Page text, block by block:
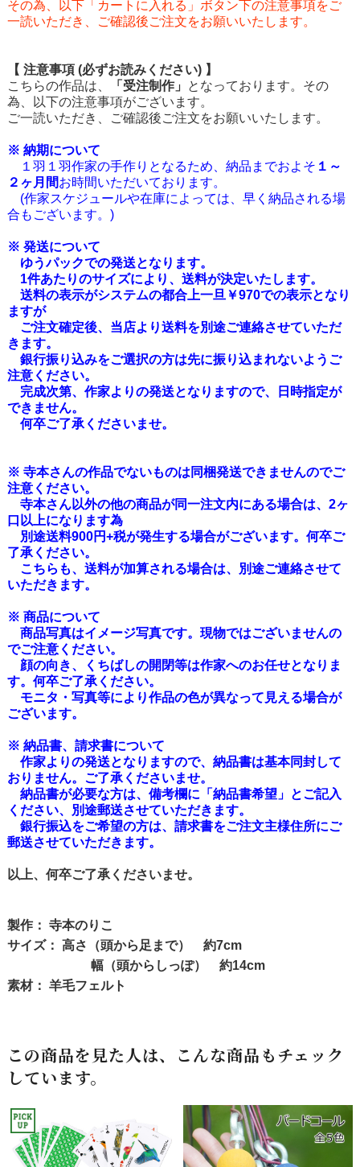
その為、以下「カートに入れる」ボタン下の注意事項をご
一読いただき、ご確認後ご注文をお願いいたします。
【 注意事項 (必ずお読みください) 】
こちらの作品は、
「受注制作」
となっております。その
為、以下の注意事項がございます。
ご一読いただき、ご確認後ご注文をお願いいたします。
※ 納期について
１羽１羽作家の手作りとなるため、納品までおよそ １～
２ヶ月間お時間いただいております。
(作家スケジュールや在庫によっては、早く納品される場
合もございます。)
※ 発送について
ゆうパックでの発送となります。
1件あたりのサイズにより、送料が決定いたします。
送料の表示がシステムの都合上一旦￥970での表示となり
ますが
ご注文確定後、当店より送料を別途ご連絡させていただ
きます。
銀行振り込みをご選択の方は先に振り込まれないようご
注意ください。
完成次第、作家よりの発送となりますので、日時指定が
できません。
何卒ご了承くださいませ。
※ 寺本さんの作品でないものは同梱発送できませんのでご
注意ください。
寺本さん以外の他の商品が同一注文内にある場合は、2ヶ
口以上になります為
別途送料900円+税が発生する場合がございます。何卒ご
了承ください。
こちらも、送料が加算される場合は、別途ご連絡させて
いただきます。
※ 商品について
商品写真はイメージ写真です。現物ではございませんの
でご注意ください。
顔の向き、くちばしの開閉等は作家へのお任せとなりま
す。何卒ご了承ください。
モニタ・写真等により作品の色が異なって見える場合が
ございます。
※ 納品書、請求書について
作家よりの発送となりますので、納品書は基本同封して
おりません。ご了承くださいませ。
納品書が必要な方は、備考欄に 「納品書希望」 とご記入
ください、別途郵送させていただきます。
銀行振込をご希望の方は、請求書をご注文主様住所にご
郵送させていただきます。
以上、何卒ご了承くださいませ。
製作： 寺本のりこ
サイズ： 高さ（頭から足まで） 約7cm
幅（頭からしっぽ） 約14cm
素材： 羊毛フェルト
この商品を見た人は、こんな商品もチェック
しています。